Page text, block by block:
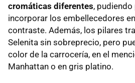
cromáticas diferentes,
incorporar los embellecedores
contraste. Además, los pilares
Selenita sin sobreprecio, pero
color de la carrocería, en el
Manhattan o en gris platino.